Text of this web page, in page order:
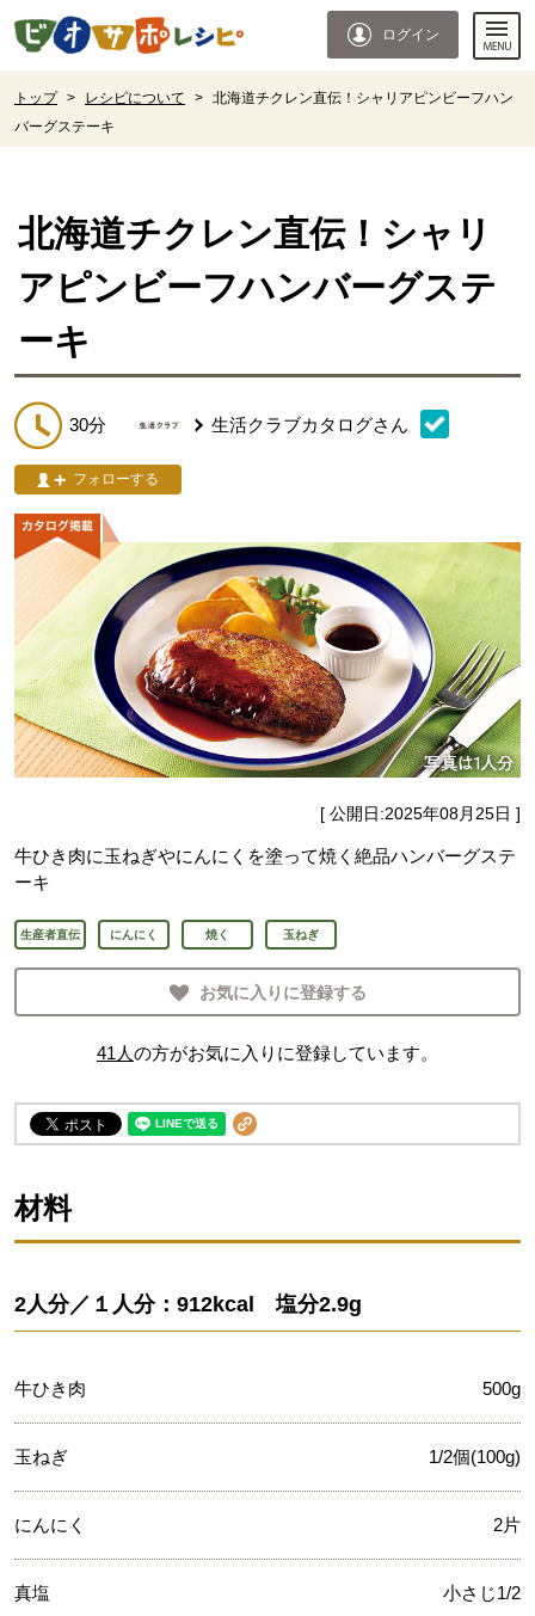
ページの先頭です。
ログイン
トップ > レシピについて > 北海道チクレン直伝！シャリアピンビーフハン
バーグステーキ
北海道チクレン直伝！シャリ
アピンビーフハンバーグステ
ーキ
30分 生活クラブカタログさん
フォローする
[ 公開日:2025年08月25日 ]
牛ひき肉に玉ねぎやにんにくを塗って焼く絶品ハンバーグステ
ーキ
生産者直伝 にんにく 焼く 玉ねぎ
お気に入りに登録する
41 人の方がお気に入りに登録しています。
材料
2人分／１人分：912kcal 塩分2.9g
牛ひき肉 500g
玉ねぎ 1/2個(100g)
にんにく 2片
真塩 小さじ1/2